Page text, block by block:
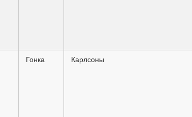
Гонка Карлсоны